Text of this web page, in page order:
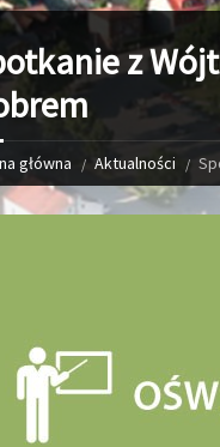
z
główna Aktualności